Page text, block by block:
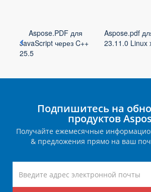
Aspose.PDF для
JavaScript через C++
25.5
Aspose.pdf
23.11.0 Linux
Подпишитесь на
продуктов
Получайте ежемесячные
& предложения прямо на ваш